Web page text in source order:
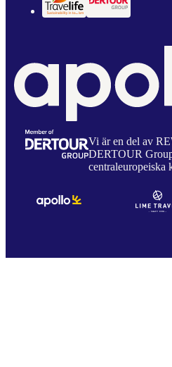
Vi är en del av
DERTOUR
centraleuropeiska